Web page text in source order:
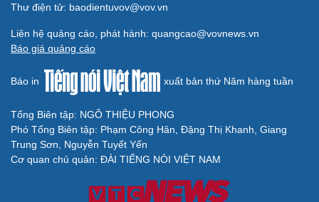
Du lịch
Tư vấn
Săn Tour
Đọc truyện đêm khuya
Hạt giống tâm hồn
Thư điện tử: baodientuvov@vov.vn
Liên hệ quảng cáo, phát hành: quangcao@vovnews.vn
Báo giá quảng cáo
Báo in xuất bản thứ Năm hàng tuần
Tổng Biên tập: NGÔ THIỆU PHONG
Phó Tổng Biên tập: Phạm Công Hân, Đặng Thị Khanh, Giang
Trung Sơn, Nguyễn Tuyết Yến
Cơ quan chủ quản: ĐÀI TIẾNG NÓI VIỆT NAM